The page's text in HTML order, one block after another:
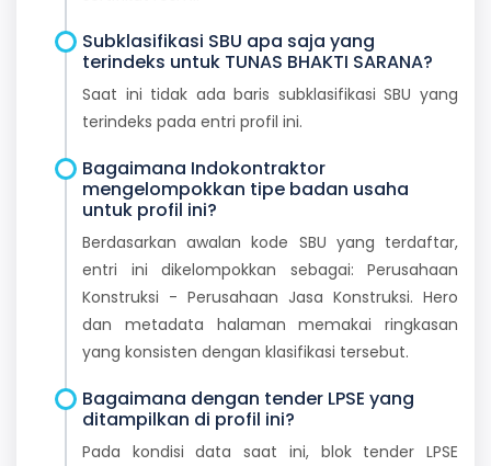
Subklasifikasi SBU apa saja yang
terindeks untuk TUNAS BHAKTI SARANA?
Saat ini tidak ada baris subklasifikasi SBU yang
terindeks pada entri profil ini.
Bagaimana Indokontraktor
mengelompokkan tipe badan usaha
untuk profil ini?
Berdasarkan awalan kode SBU yang terdaftar,
entri ini dikelompokkan sebagai: Perusahaan
Konstruksi - Perusahaan Jasa Konstruksi. Hero
dan metadata halaman memakai ringkasan
yang konsisten dengan klasifikasi tersebut.
Bagaimana dengan tender LPSE yang
ditampilkan di profil ini?
Pada kondisi data saat ini, blok tender LPSE